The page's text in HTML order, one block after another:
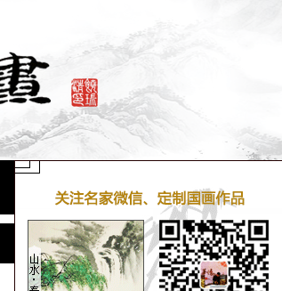
联系方式